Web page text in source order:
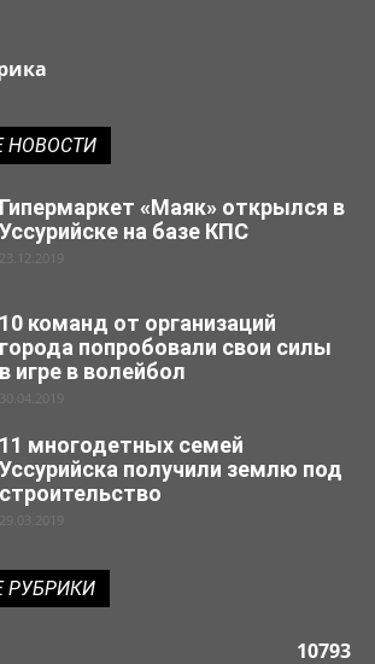
НОВОСТИ
Гипермаркет «Маяк» открылся в
Уссурийске на базе КПС
23.12.2019
10 команд от организаций
города попробовали свои силы
в игре в волейбол
30.04.2019
11 многодетных семей
Уссурийска получили землю под
строительство
29.03.2019
РУБРИКИ
10793